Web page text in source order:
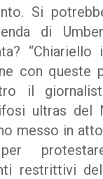
Si
di
“Chiariello
con queste
il
ultras del
messo in
restrittivi